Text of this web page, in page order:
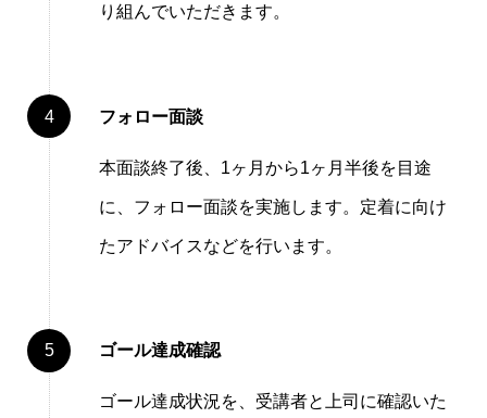
り組んでいただきます。
フォロー⾯談
本⾯談終了後、1ヶ⽉から1ヶ⽉半後を⽬途
に、フォロー⾯談を実施します。定着に向け
たアドバイスなどを⾏います。
ゴール達成確認
ゴール達成状況を、受講者と上司に確認いた